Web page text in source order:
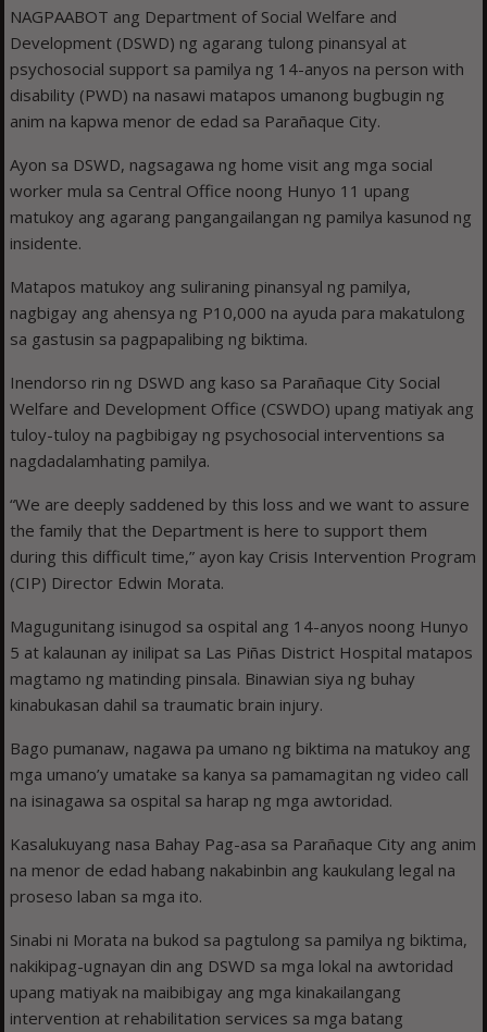
NAGPAABOT ang Department of Social Welfare and
Development (DSWD) ng agarang tulong pinansyal at
psychosocial support sa pamilya ng 14-anyos na person with
disability (PWD) na nasawi matapos umanong bugbugin ng
anim na kapwa menor de edad sa Parañaque City.
Ayon sa DSWD, nagsagawa ng home visit ang mga social
worker mula sa Central Office noong Hunyo 11 upang
matukoy ang agarang pangangailangan ng pamilya kasunod ng
insidente.
Matapos matukoy ang suliraning pinansyal ng pamilya,
nagbigay ang ahensya ng P10,000 na ayuda para makatulong
sa gastusin sa pagpapalibing ng biktima.
Inendorso rin ng DSWD ang kaso sa Parañaque City Social
Welfare and Development Office (CSWDO) upang matiyak ang
tuloy-tuloy na pagbibigay ng psychosocial interventions sa
nagdadalamhating pamilya.
“We are deeply saddened by this loss and we want to assure
the family that the Department is here to support them
during this difficult time,” ayon kay Crisis Intervention Program
(CIP) Director Edwin Morata.
Magugunitang isinugod sa ospital ang 14-anyos noong Hunyo
5 at kalaunan ay inilipat sa Las Piñas District Hospital matapos
magtamo ng matinding pinsala. Binawian siya ng buhay
kinabukasan dahil sa traumatic brain injury.
Bago pumanaw, nagawa pa umano ng biktima na matukoy ang
mga umano’y umatake sa kanya sa pamamagitan ng video call
na isinagawa sa ospital sa harap ng mga awtoridad.
Kasalukuyang nasa Bahay Pag-asa sa Parañaque City ang anim
na menor de edad habang nakabinbin ang kaukulang legal na
proseso laban sa mga ito.
Sinabi ni Morata na bukod sa pagtulong sa pamilya ng biktima,
nakikipag-ugnayan din ang DSWD sa mga lokal na awtoridad
upang matiyak na maibibigay ang mga kinakailangang
intervention at rehabilitation services sa mga batang